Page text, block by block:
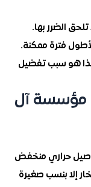
بها.
ممكنة.
سبب تفضيل
آل
منخفض
صغيرة